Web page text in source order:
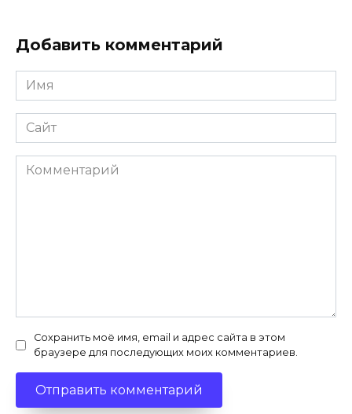
Добавить комментарий
Имя
*
Сайт
Комментарий
Сохранить моё имя, email и адрес сайта в этом
браузере для последующих моих комментариев.